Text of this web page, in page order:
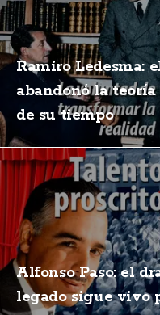
Ramiro Ledesma:
abandonó la
de su tiempo
Alfonso Paso: el
legado sigue vivo